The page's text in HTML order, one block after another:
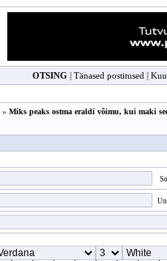
OTSING | Tänased postitused |
» Miks peaks ostma eraldi võimu, kui maki